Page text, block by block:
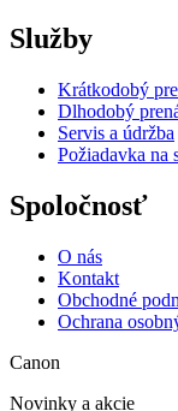
Služby
Krátkodobý
Dlhodobý
Servis a údržba
Požiadavka na
Spoločnosť
O nás
Kontakt
Obchodné
Ochrana
Canon
Novinky a akcie